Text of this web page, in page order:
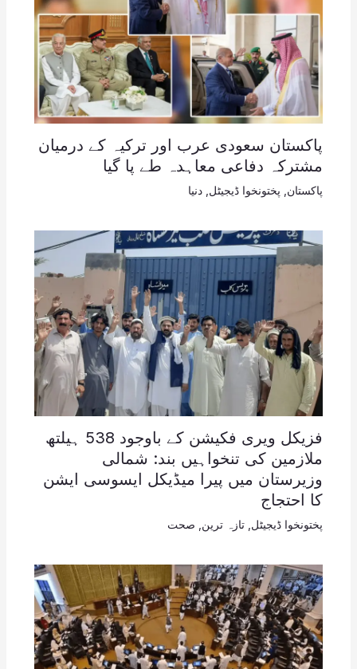
پاکستان سعودی عرب اور ترکیہ کے درمیان
مشترکہ دفاعی معاہدہ طے پا گیا
پاکستان پختونخوا ڈیجیٹل دنیا
فزیکل ویری فکیشن کے باوجود 538 ہیلتھ
ملازمین کی تنخواہیں بند: شمالی
وزیرستان میں پیرا میڈیکل ایسوسی ایشن
کا احتجاج
پختونخوا ڈیجیٹل تازہ ترین صحت